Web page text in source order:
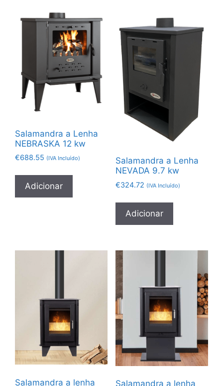
Salamandra a Lenha
NEBRASKA 12 kw
€688.55 (IVA Incluído)
Adicionar
Salamandra a Lenha
NEVADA 9.7 kw
€324.72 (IVA Incluído)
Adicionar
Salamandra a lenha Salamandra a lenha